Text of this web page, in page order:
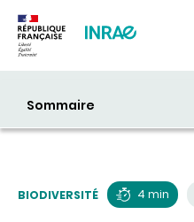
Sommaire
BIODIVERSITÉ
4 min